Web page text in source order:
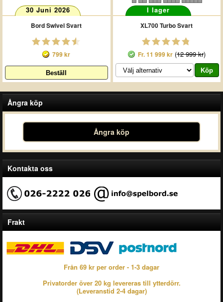
30 Juni 2026
Bord Swivel Svart
799 kr
I lager
XL700 Turbo Svart
Fr.11 999 kr(12 999 kr)
Ångra köp
Ångra köp
Kontakta oss
Frakt
Från 69 kr per order - 1-3 dagar
Privatorder över 20 kg levereras till ytterdörr.
(Leveranstid 2-4 dagar)